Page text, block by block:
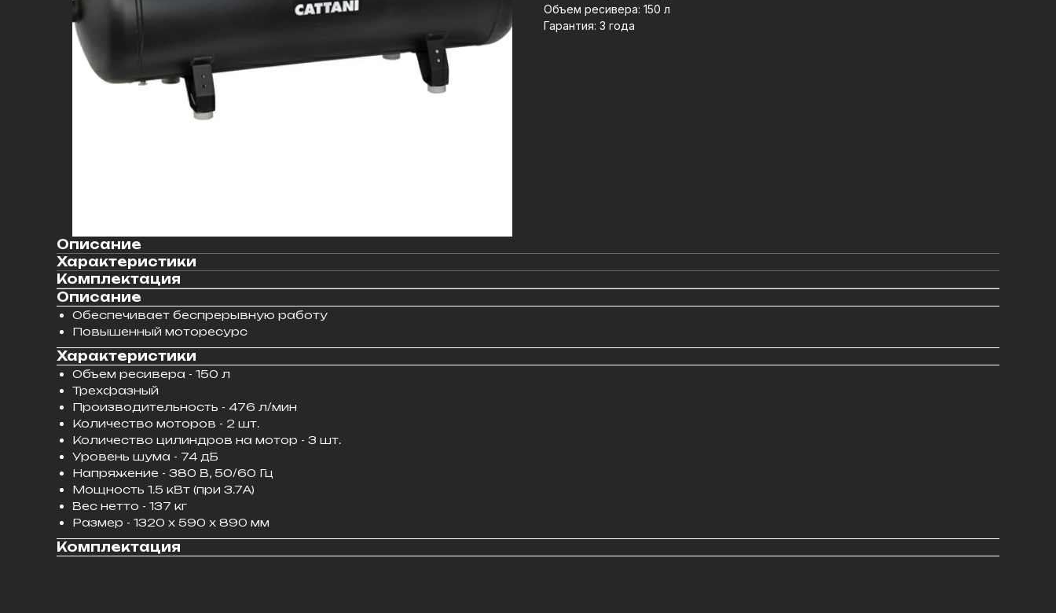
Объем ресивера: 150 л
Гарантия: 3 года
Описание
Характеристики
Комплектация
Описание
Обеспечивает беспрерывную работу
Повышенный моторесурс
Характеристики
Объем ресивера - 150 л
Трехфазный
Производительность - 476 л/мин
Количество моторов - 2 шт.
Количество цилиндров на мотор - 3 шт.
Уровень шума - 74 дБ
Напряжение - 380 В, 50/60 Гц
Мощность 1.5 кВт (при 3.7A)
Вес нетто - 137 кг
Размер - 1320 x 590 x 890 мм
Комплектация